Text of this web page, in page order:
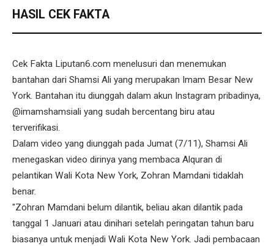
HASIL CEK FAKTA
Cek Fakta Liputan6.com menelusuri dan menemukan
bantahan dari Shamsi Ali yang merupakan Imam Besar New
York. Bantahan itu diunggah dalam akun Instagram pribadinya,
@imamshamsiali yang sudah bercentang biru atau
terverifikasi.
Dalam video yang diunggah pada Jumat (7/11), Shamsi Ali
menegaskan video dirinya yang membaca Alquran di
pelantikan Wali Kota New York, Zohran Mamdani tidaklah
benar.
"Zohran Mamdani belum dilantik, beliau akan dilantik pada
tanggal 1 Januari atau dinihari setelah peringatan tahun baru
biasanya untuk menjadi Wali Kota New York. Jadi pembacaan